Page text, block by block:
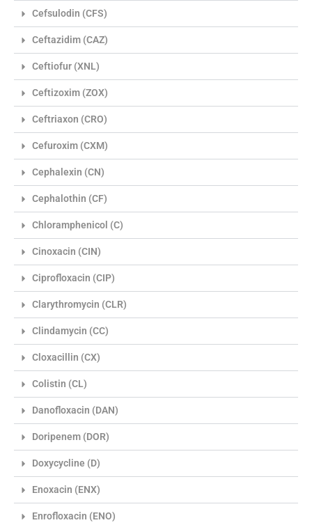
Cefsulodin (CFS)
Ceftazidim (CAZ)
Ceftiofur (XNL)
Ceftizoxim (ZOX)
Ceftriaxon (CRO)
Cefuroxim (CXM)
Cephalexin (CN)
Cephalothin (CF)
Chloramphenicol (C)
Cinoxacin (CIN)
Ciprofloxacin (CIP)
Clarythromycin (CLR)
Clindamycin (CC)
Cloxacillin (CX)
Colistin (CL)
Danofloxacin (DAN)
Doripenem (DOR)
Doxycycline (D)
Enoxacin (ENX)
Enrofloxacin (ENO)